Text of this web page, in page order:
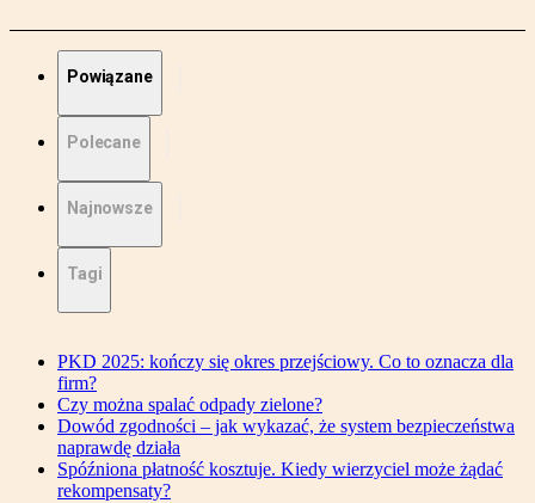
Powiązane
Polecane
Najnowsze
Tagi
PKD 2025: kończy się okres przejściowy. Co to oznacza dla
firm?
Czy można spalać odpady zielone?
Dowód zgodności – jak wykazać, że system bezpieczeństwa
naprawdę działa
Spóźniona płatność kosztuje. Kiedy wierzyciel może żądać
rekompensaty?